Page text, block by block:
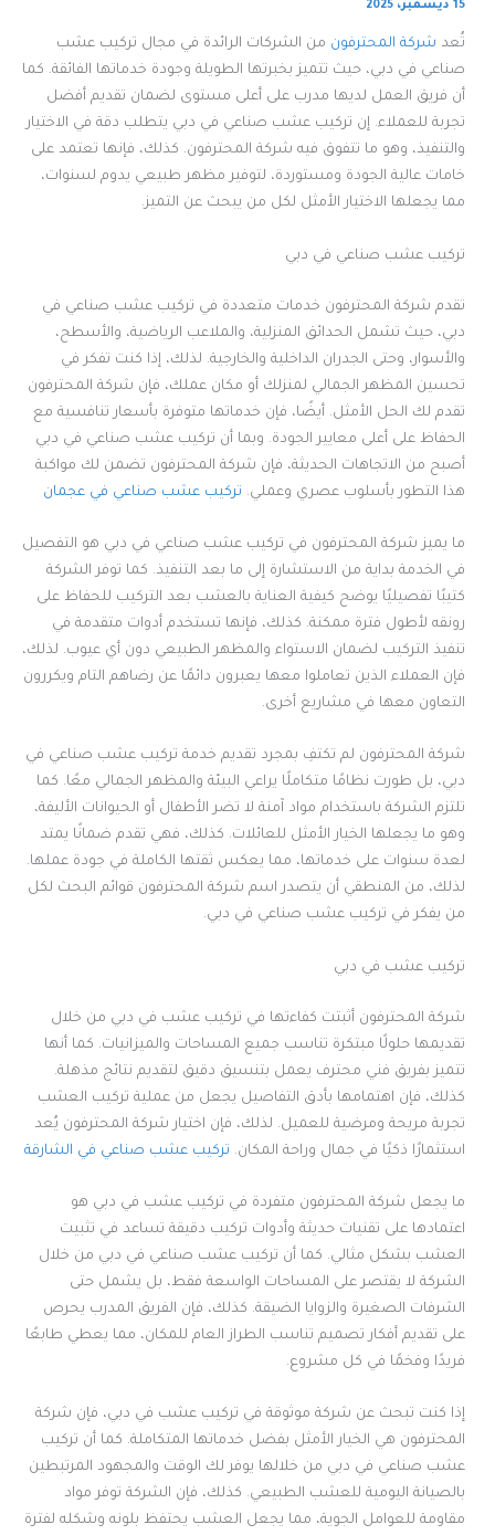
15 ديسمبر، 2025
تُعد شركة المحترفون من الشركات الرائدة في مجال تركيب عشب
صناعي في دبي، حيث تتميز بخبرتها الطويلة وجودة خدماتها الفائقة. كما
أن فريق العمل لديها مدرب على أعلى مستوى لضمان تقديم أفضل
تجربة للعملاء. إن تركيب عشب صناعي في دبي يتطلب دقة في الاختيار
والتنفيذ، وهو ما تتفوق فيه شركة المحترفون. كذلك، فإنها تعتمد على
خامات عالية الجودة ومستوردة، لتوفير مظهر طبيعي يدوم لسنوات،
مما يجعلها الاختيار الأمثل لكل من يبحث عن التميز.
تركيب عشب صناعي في دبي
تقدم شركة المحترفون خدمات متعددة في تركيب عشب صناعي في
دبي، حيث تشمل الحدائق المنزلية، والملاعب الرياضية، والأسطح،
والأسوار، وحتى الجدران الداخلية والخارجية. لذلك، إذا كنت تفكر في
تحسين المظهر الجمالي لمنزلك أو مكان عملك، فإن شركة المحترفون
تقدم لك الحل الأمثل. أيضًا، فإن خدماتها متوفرة بأسعار تنافسية مع
الحفاظ على أعلى معايير الجودة. وبما أن تركيب عشب صناعي في دبي
أصبح من الاتجاهات الحديثة، فإن شركة المحترفون تضمن لك مواكبة
هذا التطور بأسلوب عصري وعملي. تركيب عشب صناعي في عجمان
ما يميز شركة المحترفون في تركيب عشب صناعي في دبي هو التفصيل
في الخدمة بداية من الاستشارة إلى ما بعد التنفيذ. كما توفر الشركة
كتيبًا تفصيليًا يوضح كيفية العناية بالعشب بعد التركيب للحفاظ على
رونقه لأطول فترة ممكنة. كذلك، فإنها تستخدم أدوات متقدمة في
تنفيذ التركيب لضمان الاستواء والمظهر الطبيعي دون أي عيوب. لذلك،
فإن العملاء الذين تعاملوا معها يعبرون دائمًا عن رضاهم التام ويكررون
التعاون معها في مشاريع أخرى.
شركة المحترفون لم تكتفِ بمجرد تقديم خدمة تركيب عشب صناعي في
دبي، بل طورت نظامًا متكاملًا يراعي البيئة والمظهر الجمالي معًا. كما
تلتزم الشركة باستخدام مواد آمنة لا تضر الأطفال أو الحيوانات الأليفة،
وهو ما يجعلها الخيار الأمثل للعائلات. كذلك، فهي تقدم ضمانًا يمتد
لعدة سنوات على خدماتها، مما يعكس ثقتها الكاملة في جودة عملها.
لذلك، من المنطقي أن يتصدر اسم شركة المحترفون قوائم البحث لكل
من يفكر في تركيب عشب صناعي في دبي.
تركيب عشب في دبي
شركة المحترفون أثبتت كفاءتها في تركيب عشب في دبي من خلال
تقديمها حلولًا مبتكرة تناسب جميع المساحات والميزانيات. كما أنها
تتميز بفريق فني محترف يعمل بتنسيق دقيق لتقديم نتائج مذهلة.
كذلك، فإن اهتمامها بأدق التفاصيل يجعل من عملية تركيب العشب
تجربة مريحة ومرضية للعميل. لذلك، فإن اختيار شركة المحترفون يُعد
استثمارًا ذكيًا في جمال وراحة المكان. تركيب عشب صناعي في الشارقة
ما يجعل شركة المحترفون متفردة في تركيب عشب في دبي هو
اعتمادها على تقنيات حديثة وأدوات تركيب دقيقة تساعد في تثبيت
العشب بشكل مثالي. كما أن تركيب عشب صناعي في دبي من خلال
الشركة لا يقتصر على المساحات الواسعة فقط، بل يشمل حتى
الشرفات الصغيرة والزوايا الضيقة. كذلك، فإن الفريق المدرب يحرص
على تقديم أفكار تصميم تناسب الطراز العام للمكان، مما يعطي طابعًا
فريدًا وفخمًا في كل مشروع.
إذا كنت تبحث عن شركة موثوقة في تركيب عشب في دبي، فإن شركة
المحترفون هي الخيار الأمثل بفضل خدماتها المتكاملة. كما أن تركيب
عشب صناعي في دبي من خلالها يوفر لك الوقت والمجهود المرتبطين
بالصيانة اليومية للعشب الطبيعي. كذلك، فإن الشركة توفر مواد
مقاومة للعوامل الجوية، مما يجعل العشب يحتفظ بلونه وشكله لفترة